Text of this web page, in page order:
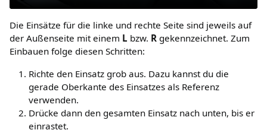
Die Einsätze für die linke und rechte Seite sind jeweils auf
der Außenseite mit einem L bzw. R gekennzeichnet. Zum
Einbauen folge diesen Schritten:
Richte den Einsatz grob aus. Dazu kannst du die
gerade Oberkante des Einsatzes als Referenz
verwenden.
Drücke dann den gesamten Einsatz nach unten, bis er
einrastet.